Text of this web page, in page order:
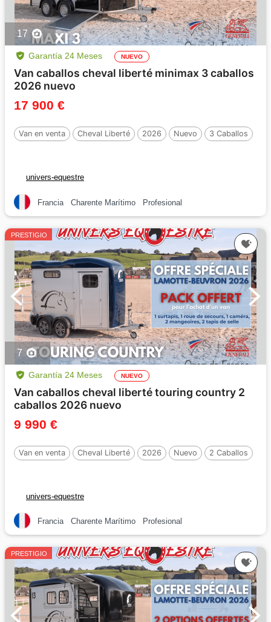
17
Garantía 24 Meses NUEVO
Van caballos cheval liberté minimax 3 caballos
2026 nuevo
17 900 €
Van en venta Cheval Liberté 2026 Nuevo 3 Caballos
univers-equestre
Francia Charente Marítimo Profesional
PRESTIGIO
7
Garantía 24 Meses NUEVO
Van caballos cheval liberté touring country 2
caballos 2026 nuevo
9 990 €
Van en venta Cheval Liberté 2026 Nuevo 2 Caballos
univers-equestre
Francia Charente Marítimo Profesional
PRESTIGIO